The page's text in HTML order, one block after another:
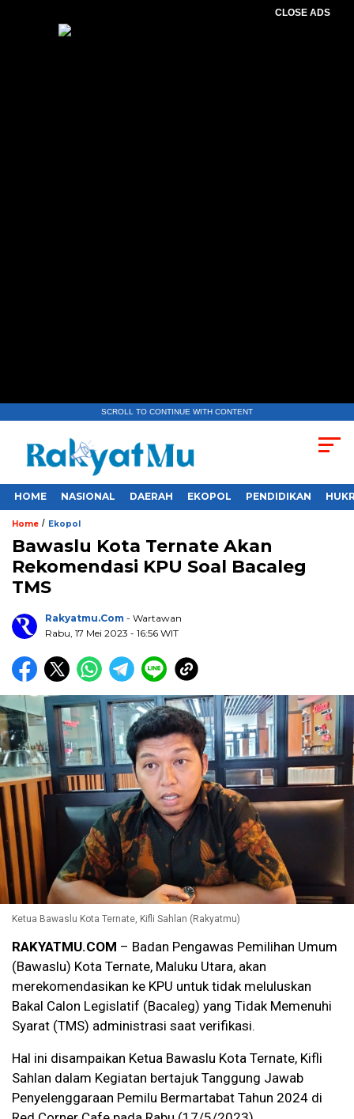
CLOSE ADS
SCROLL TO CONTINUE WITH CONTENT
HOME NASIONAL DAERAH EKOPOL PENDIDIKAN
Home / Ekopol
Bawaslu Kota Ternate Akan
Rekomendasi KPU Soal Bacaleg
TMS
Rakyatmu.com - Wartawan
Rabu, 17 Mei 2023 - 16:56 WIT
Ketua Bawaslu Kota Ternate, Kifli Sahlan (Rakyatmu)
RAKYATMU.COM – Badan Pengawas Pemilihan Umum
(Bawaslu) Kota Ternate, Maluku Utara, akan
merekomendasikan ke KPU untuk tidak meluluskan
Bakal Calon Legislatif (Bacaleg) yang Tidak Memenuhi
Syarat (TMS) administrasi saat verifikasi.
Hal ini disampaikan Ketua Bawaslu Kota Ternate, Kifli
Sahlan dalam Kegiatan bertajuk Tanggung Jawab
Penyelenggaraan Pemilu Bermartabat Tahun 2024 di